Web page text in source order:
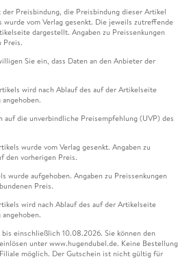
Preisbindung, die Preisbindung dieser Artikel
wurde vom Verlag gesenkt. Die jeweils zutreffende
dargestellt. Angaben zu Preissenkungen
Preis.
Sie ein, dass Daten an den Anbieter der
wird nach Ablauf des auf der Artikelseite
auf die unverbindliche Preisempfehlung (UVP) des
wurde vom Verlag gesenkt. Angaben zu
den vorherigen Preis.
wurde aufgehoben. Angaben zu Preissenkungen
Preis.
wird nach Ablauf des auf der Artikelseite
einschließlich 10.08.2026. Sie können den
unter www.hugendubel.de. Keine Bestellung
möglich. Der Gutschein ist nicht gültig für